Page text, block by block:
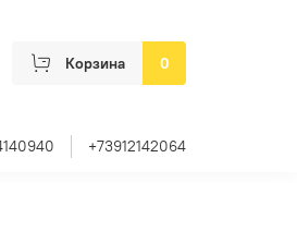
Корзина 0
+73912142064